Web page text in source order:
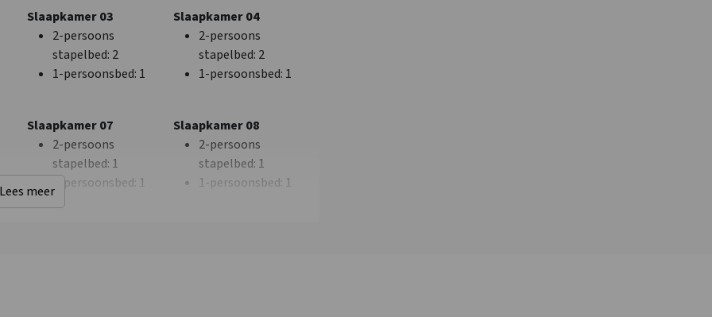
Overige
Nu slechts 25%
aanbetaling
Nederland
Limburg
Slaapkamer 03
2-persoons
stapelbed: 2
1-persoonsbed: 1
Slaapkamer 04
2-persoons
stapelbed: 2
1-persoonsbed: 1
Slaapkamer 07
2-persoons
stapelbed: 1
1-persoonsbed: 1
Slaapkamer 08
2-persoons
stapelbed: 1
1-persoonsbed: 1
Lees meer